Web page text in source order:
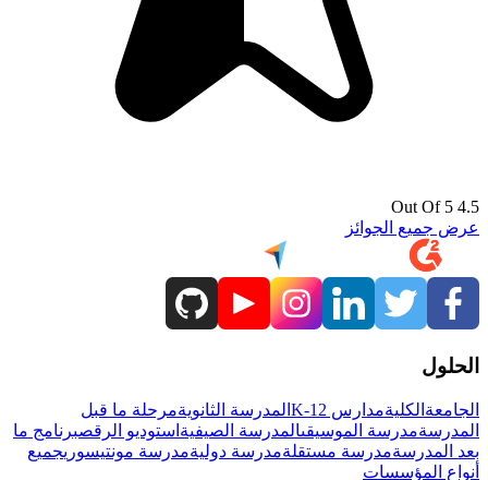
4.5 Out Of 5
عرض جميع الجوائز
الحلول
الجامعة الكليةمدارس K-12 المدرسة الثانويةمرحلة ما قبل
المدرسةمدرسة الموسيقىالمدرسة الصيفية استوديو الرقصبرنامج ما
بعد المدرسةمدرسة مستقلةمدرسة دوليةمدرسة مونتيسوريجميع
أنواع المؤسسات